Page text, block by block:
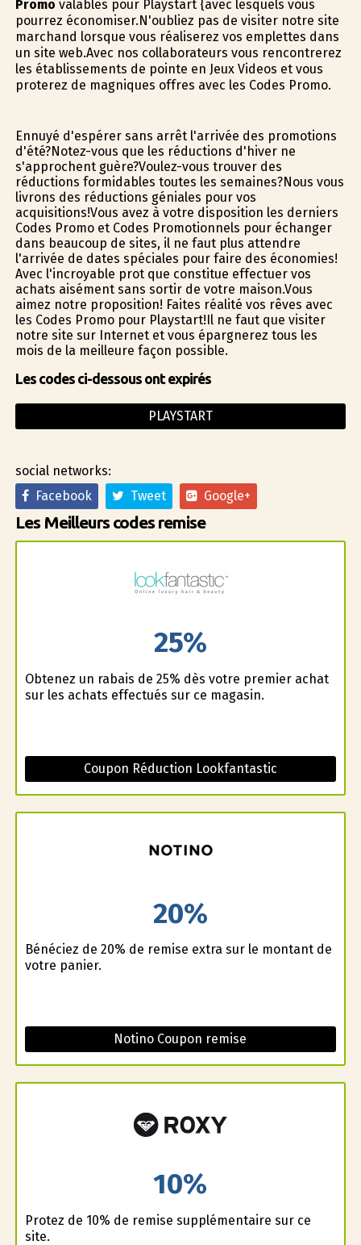
Promo valables pour Playstart {avec lesquels vous
pourrez économiser.N'oubliez pas de visiter notre site
marchand lorsque vous réaliserez vos emplettes dans
un site web.Avec nos collaborateurs vous rencontrerez
les établissements de pointe en Jeux Videos et vous
profiterez de magnifiques offres avec les Codes Promo.
Ennuyé d'espérer sans arrêt l'arrivée des promotions
d'été?Notez-vous que les réductions d'hiver ne
s'approchent guère?Voulez-vous trouver des
réductions formidables toutes les semaines?Nous vous
livrons des réductions géniales pour vos
acquisitions!Vous avez à votre disposition les derniers
Codes Promo et Codes Promotionnels pour échanger
dans beaucoup de sites, il ne faut plus attendre
l'arrivée de dates spéciales pour faire des économies!
Avec l'incroyable profit que constitue effectuer vos
achats aisément sans sortir de votre maison.Vous
aimez notre proposition! Faites réalité vos rêves avec
les Codes Promo pour Playstart!Il ne faut que visiter
notre site sur Internet et vous épargnerez tous les
mois de la meilleure façon possible.
Les codes ci-dessous ont expirés
PLAYSTART
social networks:
Facebook
Tweet Google+
Les Meilleurs codes remise
25%
Obtenez un rabais de 25% dès votre premier achat
sur les achats effectués sur ce magasin.
Coupon Réduction Lookfantastic
20%
Bénéficiez de 20% de remise extra sur le montant de
votre panier.
Notino Coupon remise
10%
Profitez de 10% de remise supplémentaire sur ce
site.